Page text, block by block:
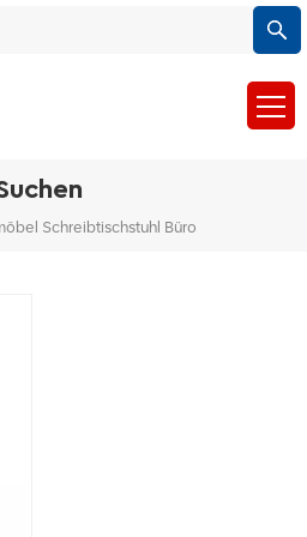
Schreibtischstuhl Büro